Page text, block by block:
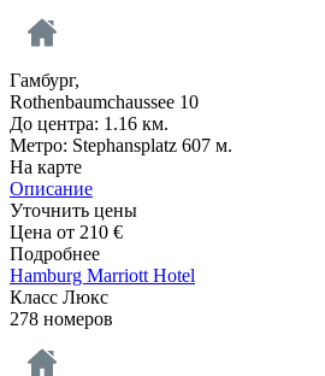
Гамбург,
Rothenbaumchaussee 10
До центра: 1.16 км.
Метро: Stephansplatz 607 м.
На карте
Описание
Уточнить цены
Цена от 210 €
Подробнее
Hamburg Marriott Hotel
Класс Люкс
278 номеров